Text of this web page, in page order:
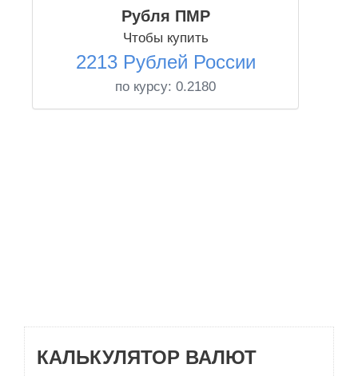
Рубля ПМР
Чтобы купить
2213 Рублей России
по курсу: 0.2180
КАЛЬКУЛЯТОР ВАЛЮТ